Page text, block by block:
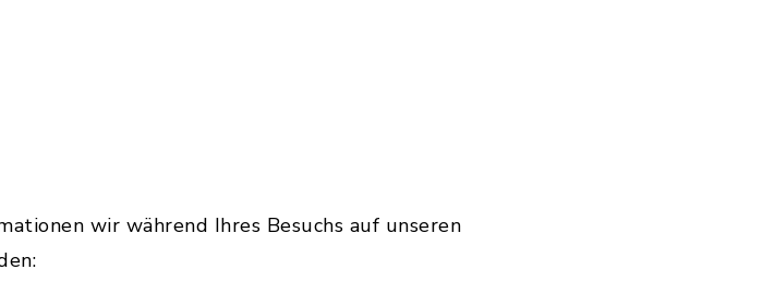
wir während Ihres Besuchs auf unseren